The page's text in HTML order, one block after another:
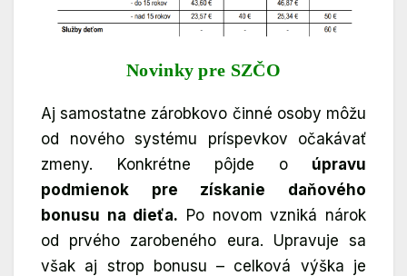
Novinky pre SZČO
Aj samostatne zárobkovo činné osoby môžu
od nového systému príspevkov očakávať
zmeny. Konkrétne pôjde o úpravu
podmienok pre získanie daňového
bonusu na dieťa. Po novom vzniká nárok
od prvého zarobeného eura. Upravuje sa
však aj strop bonusu – celková výška je